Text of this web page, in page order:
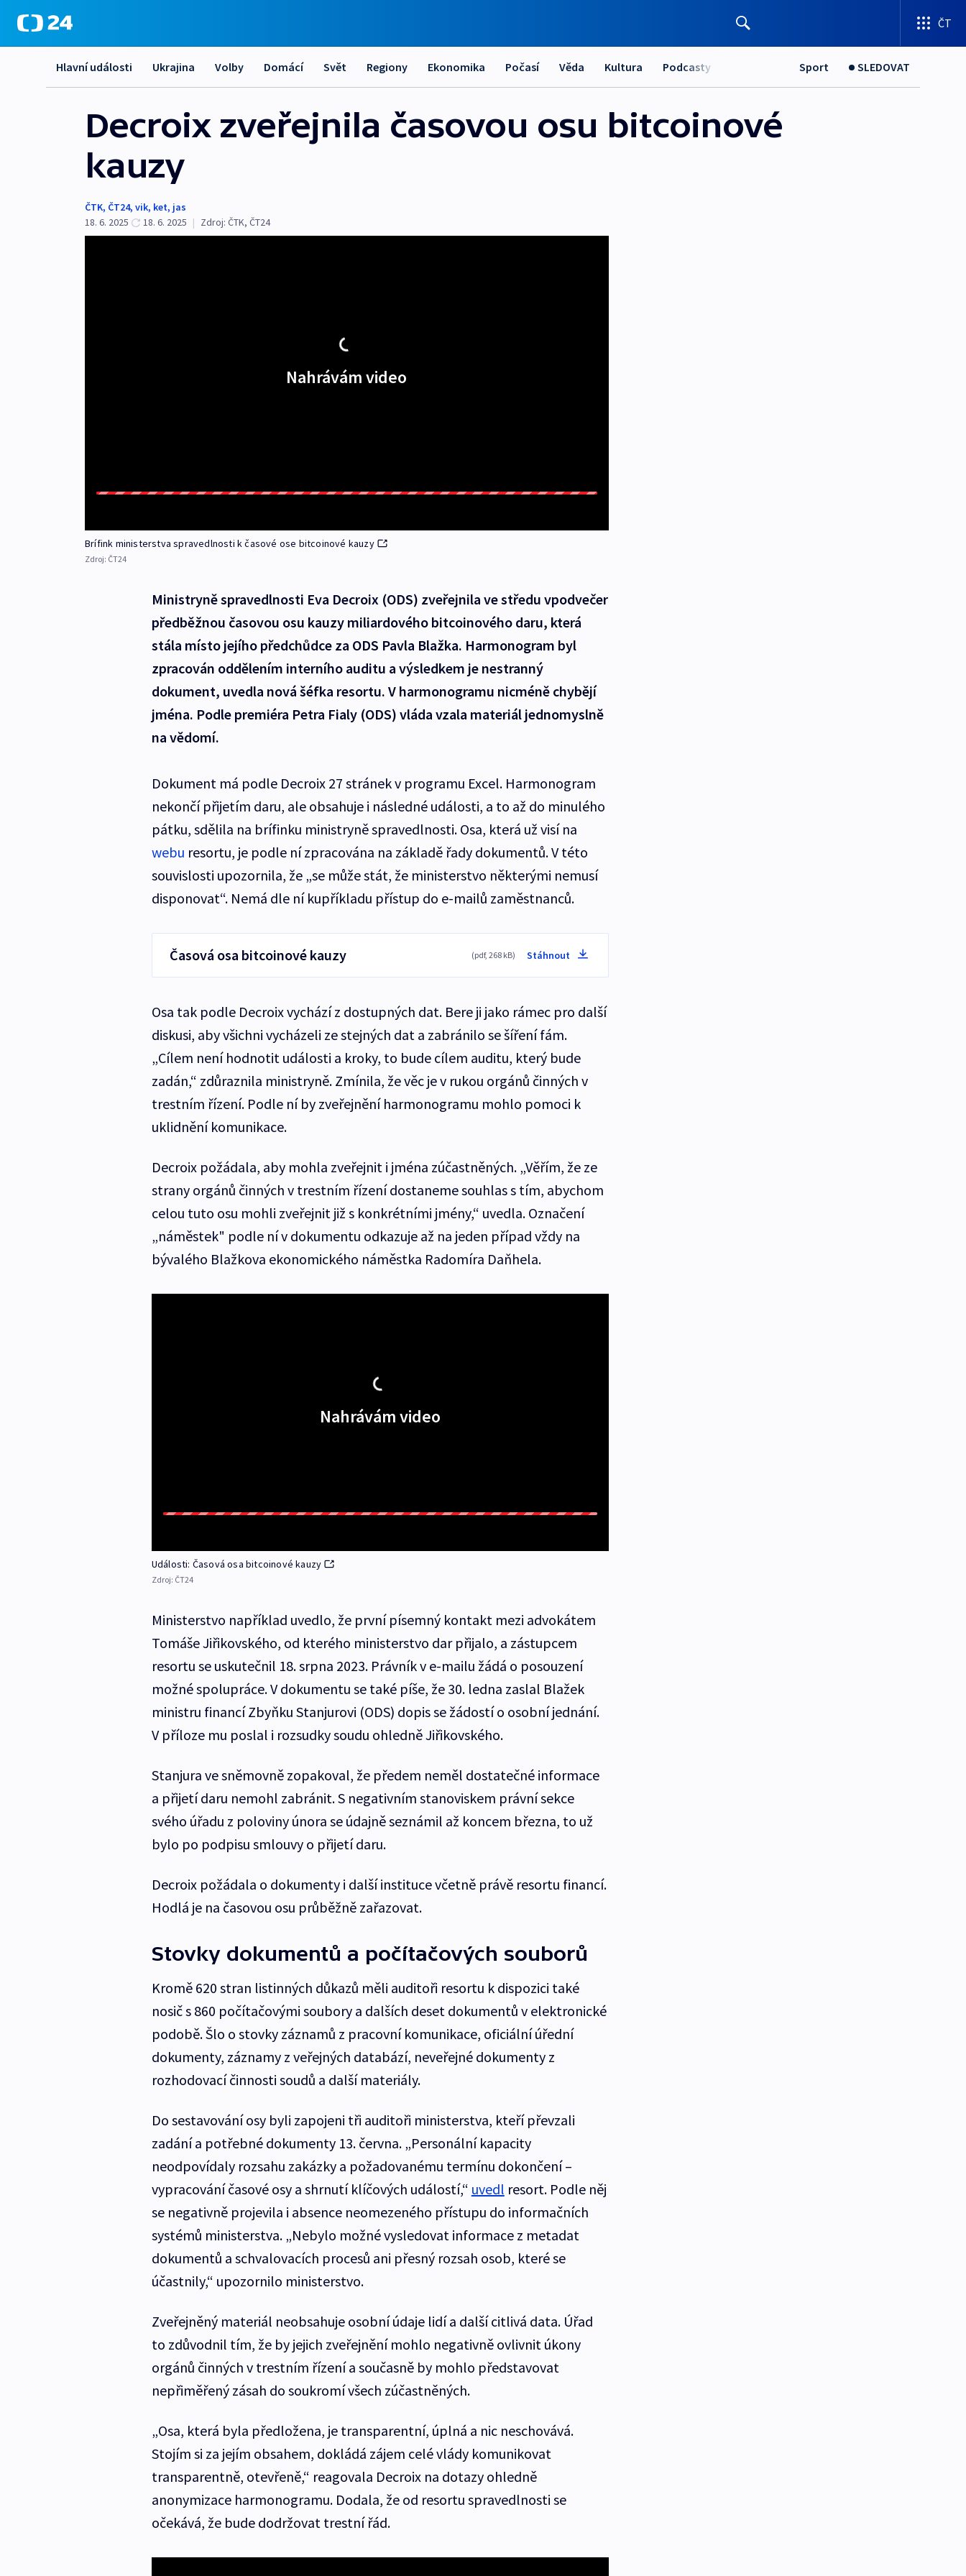
ČT
Hlavní události Ukrajina Volby Domácí Svět Regiony Ekonomika Počasí Věda Kultura Podcasty Sport SLEDOVAT
Decroix zveřejnila časovou osu bitcoinové
kauzy
ČTK, ČT24, vik, ket, jas
18. 6. 2025
18. 6. 2025 | Zdroj: ČTK, ČT24
Nahrávám video
Brífink ministerstva spravedlnosti k časové ose bitcoinové kauzy
Zdroj: ČT24
Ministryně spravedlnosti Eva Decroix (ODS) zveřejnila ve středu vpodvečer
předběžnou časovou osu kauzy miliardového bitcoinového daru, která
stála místo jejího předchůdce za ODS Pavla Blažka. Harmonogram byl
zpracován oddělením interního auditu a výsledkem je nestranný
dokument, uvedla nová šéfka resortu. V harmonogramu nicméně chybějí
jména. Podle premiéra Petra Fialy (ODS) vláda vzala materiál jednomyslně
na vědomí.
Dokument má podle Decroix 27 stránek v programu Excel. Harmonogram
nekončí přijetím daru, ale obsahuje i následné události, a to až do minulého
pátku, sdělila na brífinku ministryně spravedlnosti. Osa, která už visí na
webu resortu, je podle ní zpracována na základě řady dokumentů. V této
souvislosti upozornila, že „se může stát, že ministerstvo některými nemusí
disponovat“. Nemá dle ní kupříkladu přístup do e-mailů zaměstnanců.
Časová osa bitcoinové kauzy (pdf, 268 kB) Stáhnout
Osa tak podle Decroix vychází z dostupných dat. Bere ji jako rámec pro další
diskusi, aby všichni vycházeli ze stejných dat a zabránilo se šíření fám.
„Cílem není hodnotit události a kroky, to bude cílem auditu, který bude
zadán,“ zdůraznila ministryně. Zmínila, že věc je v rukou orgánů činných v
trestním řízení. Podle ní by zveřejnění harmonogramu mohlo pomoci k
uklidnění komunikace.
Decroix požádala, aby mohla zveřejnit i jména zúčastněných. „Věřím, že ze
strany orgánů činných v trestním řízení dostaneme souhlas s tím, abychom
celou tuto osu mohli zveřejnit již s konkrétními jmény,“ uvedla. Označení
„náměstek" podle ní v dokumentu odkazuje až na jeden případ vždy na
bývalého Blažkova ekonomického náměstka Radomíra Daňhela.
Nahrávám video
Události: Časová osa bitcoinové kauzy
Zdroj: ČT24
Ministerstvo například uvedlo, že první písemný kontakt mezi advokátem
Tomáše Jiřikovského, od kterého ministerstvo dar přijalo, a zástupcem
resortu se uskutečnil 18. srpna 2023. Právník v e-mailu žádá o posouzení
možné spolupráce. V dokumentu se také píše, že 30. ledna zaslal Blažek
ministru financí Zbyňku Stanjurovi (ODS) dopis se žádostí o osobní jednání.
V příloze mu poslal i rozsudky soudu ohledně Jiřikovského.
Stanjura ve sněmovně zopakoval, že předem neměl dostatečné informace
a přijetí daru nemohl zabránit. S negativním stanoviskem právní sekce
svého úřadu z poloviny února se údajně seznámil až koncem března, to už
bylo po podpisu smlouvy o přijetí daru.
Decroix požádala o dokumenty i další instituce včetně právě resortu financí.
Hodlá je na časovou osu průběžně zařazovat.
Stovky dokumentů a počítačových souborů
Kromě 620 stran listinných důkazů měli auditoři resortu k dispozici také
nosič s 860 počítačovými soubory a dalších deset dokumentů v elektronické
podobě. Šlo o stovky záznamů z pracovní komunikace, oficiální úřední
dokumenty, záznamy z veřejných databází, neveřejné dokumenty z
rozhodovací činnosti soudů a další materiály.
Do sestavování osy byli zapojeni tři auditoři ministerstva, kteří převzali
zadání a potřebné dokumenty 13. června. „Personální kapacity
neodpovídaly rozsahu zakázky a požadovanému termínu dokončení –
vypracování časové osy a shrnutí klíčových událostí,“ uvedl resort. Podle něj
se negativně projevila i absence neomezeného přístupu do informačních
systémů ministerstva. „Nebylo možné vysledovat informace z metadat
dokumentů a schvalovacích procesů ani přesný rozsah osob, které se
účastnily,“ upozornilo ministerstvo.
Zveřejněný materiál neobsahuje osobní údaje lidí a další citlivá data. Úřad
to zdůvodnil tím, že by jejich zveřejnění mohlo negativně ovlivnit úkony
orgánů činných v trestním řízení a současně by mohlo představovat
nepřiměřený zásah do soukromí všech zúčastněných.
„Osa, která byla předložena, je transparentní, úplná a nic neschovává.
Stojím si za jejím obsahem, dokládá zájem celé vlády komunikovat
transparentně, otevřeně,“ reagovala Decroix na dotazy ohledně
anonymizace harmonogramu. Dodala, že od resortu spravedlnosti se
očekává, že bude dodržovat trestní řád.